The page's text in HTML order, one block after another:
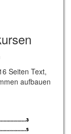
Seiten Text,
aufbauen